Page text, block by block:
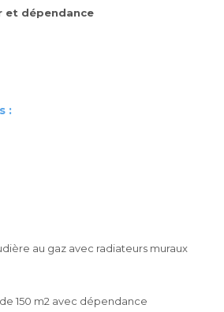
et dépendance
:
au gaz avec radiateurs muraux
150 m2 avec dépendance